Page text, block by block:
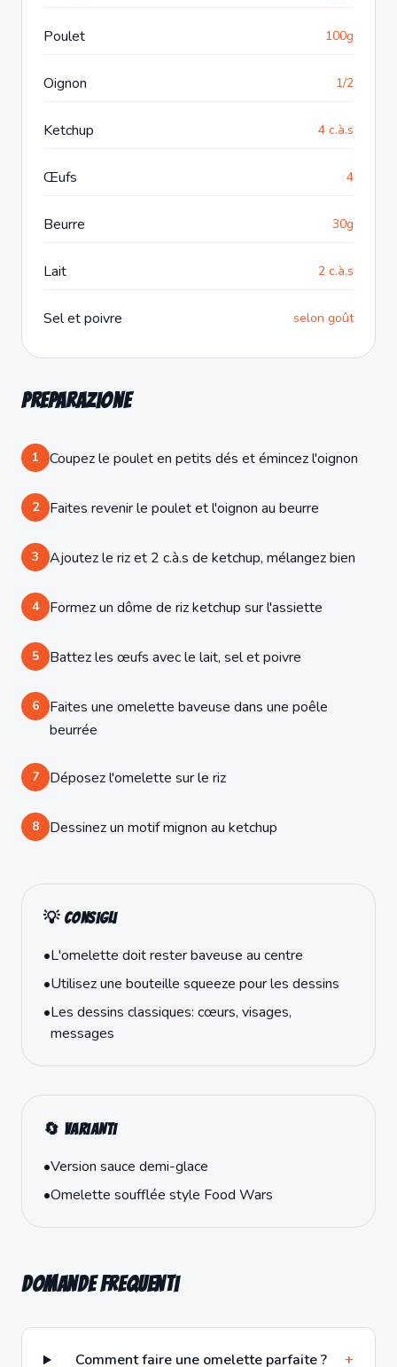
Poulet 100g
Oignon 1/2
Ketchup 4 c.à.s
Œufs 4
Beurre 30g
Lait 2 c.à.s
Sel et poivre selon goût
Preparazione
1 Coupez le poulet en petits dés et émincez l'oignon
2 Faites revenir le poulet et l'oignon au beurre
3 Ajoutez le riz et 2 c.à.s de ketchup, mélangez bien
4 Formez un dôme de riz ketchup sur l'assiette
5 Battez les œufs avec le lait, sel et poivre
6
Faites une omelette baveuse dans une poêle
beurrée
7 Déposez l'omelette sur le riz
8 Dessinez un motif mignon au ketchup
💡 Consigli
•L'omelette doit rester baveuse au centre
•Utilisez une bouteille squeeze pour les dessins
•Les dessins classiques: cœurs, visages,
messages
🔄 Varianti
•Version sauce demi-glace
•Omelette soufflée style Food Wars
Domande frequenti
Comment faire une omelette parfaite ? +